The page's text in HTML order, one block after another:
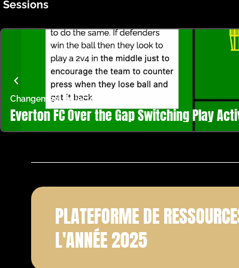
Sessions
Changement de lecture
Everton FC Over the Gap Switching Play
PLATEFORME DE
L'ANNÉE 2025